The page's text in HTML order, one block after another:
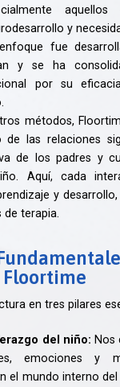
aquellos
y
fue
y se ha
por su
métodos,
de las relaciones
de los padres y
Aquí, cada
y
terapia.
Floortime
en tres pilares
del niño: Nos
emociones y
el mundo interno del